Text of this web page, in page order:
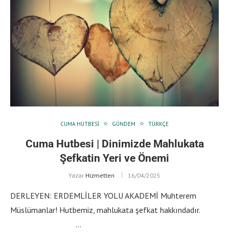
CUMA HUTBESI GÜNDEM TÜRKÇE
Cuma Hutbesi | Dinimizde Mahlukata
Şefkatin Yeri ve Önemi
Yazar Hizmetten 16/04/2025
DERLEYEN: ERDEMLİLER YOLU AKADEMİ Muhterem
Müslümanlar! Hutbemiz, mahlukata şefkat hakkındadır.
…